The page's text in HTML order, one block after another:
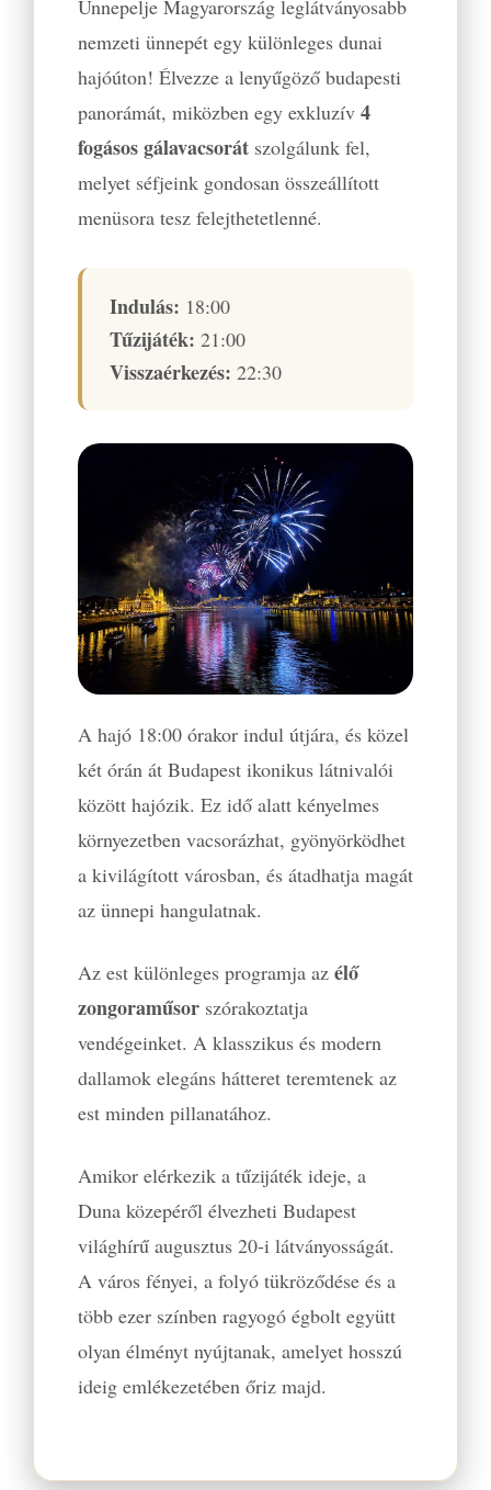
Ünnepelje Magyarország leglátványosabb
nemzeti ünnepét egy különleges dunai
hajóúton! Élvezze a lenyűgöző budapesti
panorámát, miközben egy exkluzív 4
fogásos gálavacsorát szolgálunk fel,
melyet séfjeink gondosan összeállított
menüsora tesz felejthetetlenné.
Indulás: 18:00
Tűzijáték: 21:00
Visszaérkezés: 22:30
A hajó 18:00 órakor indul útjára, és közel
két órán át Budapest ikonikus látnivalói
között hajózik. Ez idő alatt kényelmes
környezetben vacsorázhat, gyönyörködhet
a kivilágított városban, és átadhatja magát
az ünnepi hangulatnak.
Az est különleges programja az élő
zongoraműsor szórakoztatja
vendégeinket. A klasszikus és modern
dallamok elegáns hátteret teremtenek az
est minden pillanatához.
Amikor elérkezik a tűzijáték ideje, a
Duna közepéről élvezheti Budapest
világhírű augusztus 20-i látványosságát.
A város fényei, a folyó tükröződése és a
több ezer színben ragyogó égbolt együtt
olyan élményt nyújtanak, amelyet hosszú
ideig emlékezetében őriz majd.